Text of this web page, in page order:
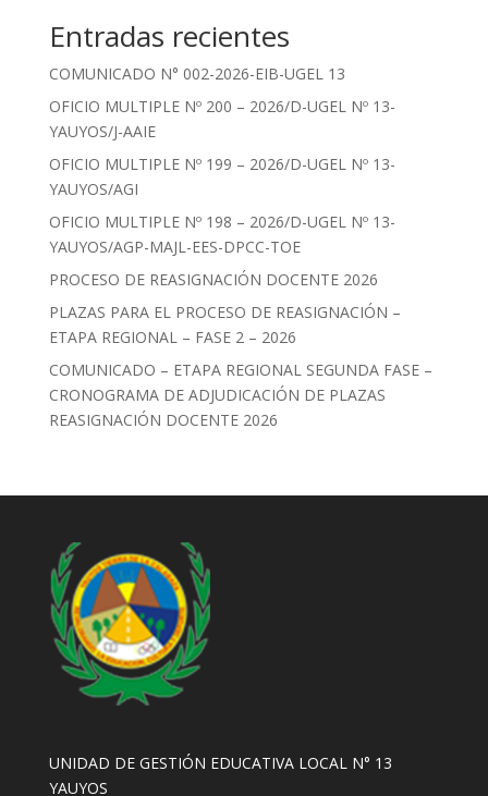
Entradas recientes
COMUNICADO N° 002-2026-EIB-UGEL 13
OFICIO MULTIPLE Nº 200 – 2026/D-UGEL Nº 13-
YAUYOS/J-AAIE
OFICIO MULTIPLE Nº 199 – 2026/D-UGEL Nº 13-
YAUYOS/AGI
OFICIO MULTIPLE Nº 198 – 2026/D-UGEL Nº 13-
YAUYOS/AGP-MAJL-EES-DPCC-TOE
PROCESO DE REASIGNACIÓN DOCENTE 2026
PLAZAS PARA EL PROCESO DE REASIGNACIÓN –
ETAPA REGIONAL – FASE 2 – 2026
COMUNICADO – ETAPA REGIONAL SEGUNDA FASE –
CRONOGRAMA DE ADJUDICACIÓN DE PLAZAS
REASIGNACIÓN DOCENTE 2026
UNIDAD DE GESTIÓN EDUCATIVA LOCAL N° 13
YAUYOS